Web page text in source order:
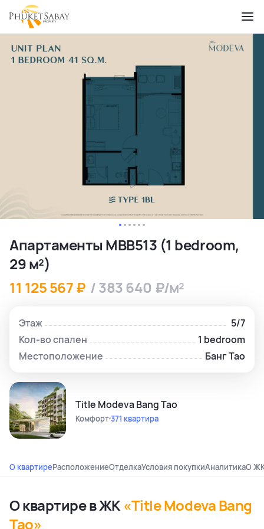
Апартаменты MBB513 (1 bedroom,
29 м²)
11 125 567 ₽ / 383 640 ₽/м²
Этаж
5/7
Кол-во спален
1 bedroom
Местоположение
Банг Тао
Title Modeva Bang Tao
Комфорт371 квартира
О квартиреРасположениеОтделкаУсловия покупкиАналитикаО
О квартире в ЖК «Title Modeva Bang
Tao»